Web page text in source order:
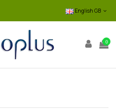
English GB
0